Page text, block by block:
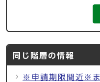
同じ階層の情報
※申請期限間近※ま